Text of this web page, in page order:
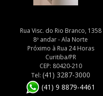
Rua Visc. do Rio Branco, 1358
8º andar - Ala Norte
Próximo à Rua 24 Horas
Curitiba/PR
CEP: 80420-210
Tel: (41) 3287-3000
(41) 9 8879-4461